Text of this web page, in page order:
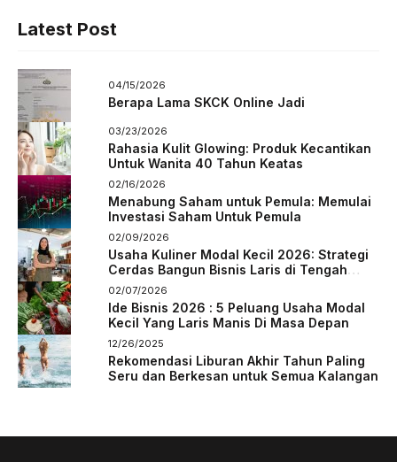
Latest Post
04/15/2026
Berapa Lama SKCK Online Jadi
03/23/2026
Rahasia Kulit Glowing: Produk Kecantikan
Untuk Wanita 40 Tahun Keatas
02/16/2026
Menabung Saham untuk Pemula: Memulai
Investasi Saham Untuk Pemula
02/09/2026
Usaha Kuliner Modal Kecil 2026: Strategi
Cerdas Bangun Bisnis Laris di Tengah
Persaingan
02/07/2026
Ide Bisnis 2026 : 5 Peluang Usaha Modal
Kecil Yang Laris Manis Di Masa Depan
12/26/2025
Rekomendasi Liburan Akhir Tahun Paling
Seru dan Berkesan untuk Semua Kalangan